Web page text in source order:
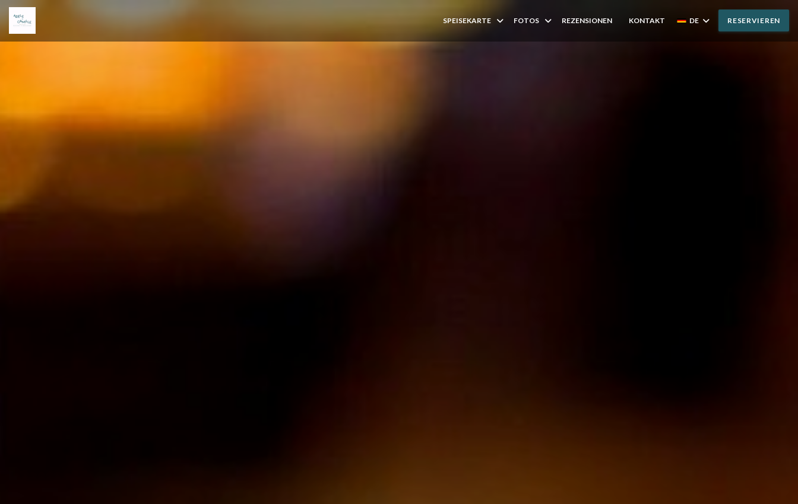
SPEISEKARTE FOTOS REZENSIONEN ((ÖFFNET EIN NEUES FENSTER))
KONTAKT DE RESERVIEREN